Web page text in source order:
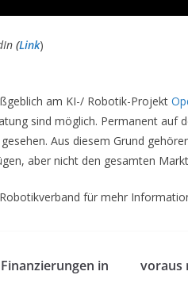
(Link)
am KI-/ Robotik-Projekt
sind möglich. Permanent auf
Aus diesem Grund
aber nicht den gesamten
für mehr
in
voraus